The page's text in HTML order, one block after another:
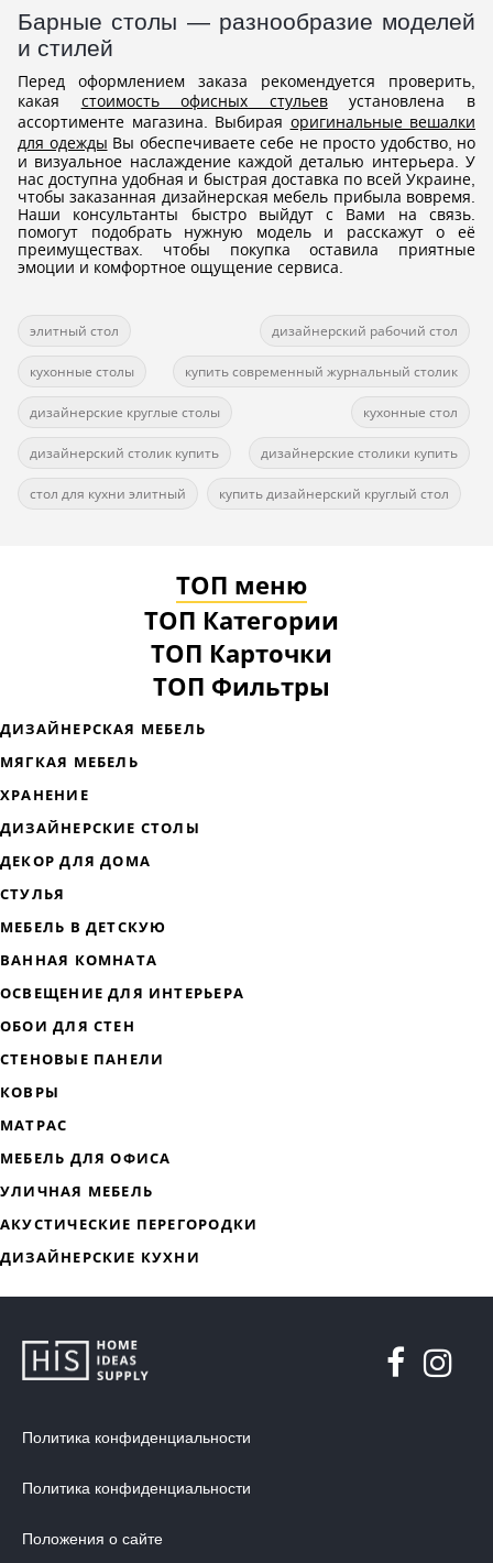
Барные столы — разнообразие моделей
и стилей
Перед оформлением заказа рекомендуется проверить,
какая стоимость офисных стульевустановлена в
ассортименте магазина. Выбирая оригинальные вешалки
для одежды Вы обеспечиваете себе не просто удобство, но
и визуальное наслаждение каждой деталью интерьера. У
нас доступна удобная и быстрая доставка по всей Украине,
чтобы заказанная дизайнерская мебель прибыла вовремя.
Наши консультанты быстро выйдут с Вами на связь.
помогут подобрать нужную модель и расскажут о её
преимуществах. чтобы покупка оставила приятные
эмоции и комфортное ощущение сервиса.
элитный стол дизайнерский рабочий стол
кухонные столы купить современный журнальный столик
дизайнерские круглые столы кухонные стол
дизайнерский столик купить дизайнерские столики купить
стол для кухни элитный купить дизайнерский круглый стол
ТОП меню
ТОП Категории
ТОП Карточки
ТОП Фильтры
Политика конфиденциальности
Политика конфиденциальности
Положения о сайте